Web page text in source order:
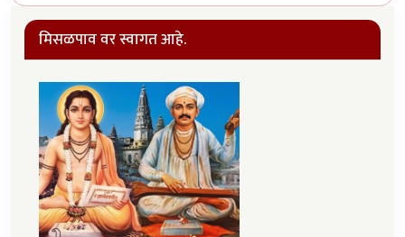
मिसळपाव वर स्वागत आहे.